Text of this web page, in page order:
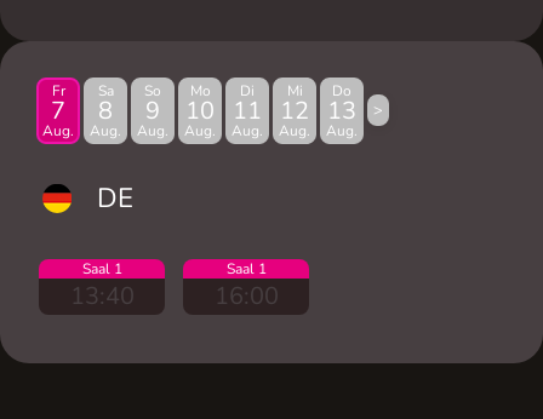
Fr
7
Aug.
Sa
8
Aug.
So
9
Aug.
Mo
10
Aug.
Di
11
Aug.
Mi
12
Aug.
Do
13
Aug.
>
DE
Saal 1
13:40
Saal 1
16:00